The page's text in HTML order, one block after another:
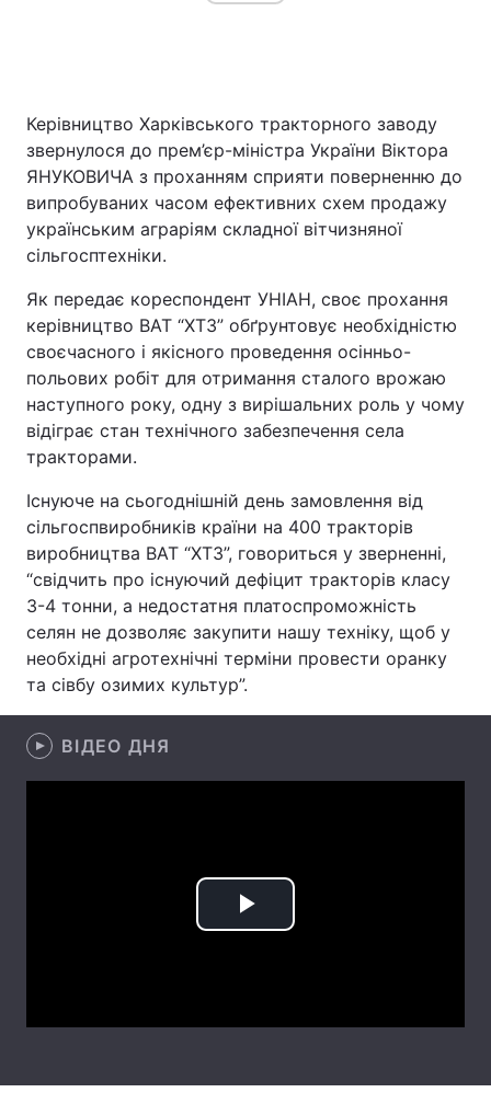
Головна Війна
Україна
Економіка Світ
Спорт Наука
Техно і зв'язок Лайт
Зброя Інциденти
Здоров'я
Цікавинки
Керівництво Харківського тракторного заводу
звернулося до прем’єр-міністра України Віктора
ЯНУКОВИЧА з проханням сприяти поверненню до
випробуваних часом ефективних схем продажу
українським аграріям складної вітчизняної
сільгосптехніки.
Як передає кореспондент УНІАН, своє прохання
керівництво ВАТ “ХТЗ” обґрунтовує необхідністю
своєчасного і якісного проведення осінньо-
польових робіт для отримання сталого врожаю
наступного року, одну з вирішальних роль у чому
відіграє стан технічного забезпечення села
тракторами.
Існуюче на сьогоднішній день замовлення від
сільгоспвиробників країни на 400 тракторів
виробництва ВАТ “ХТЗ”, говориться у зверненні,
“свідчить про існуючий дефіцит тракторів класу
3-4 тонни, а недостатня платоспроможність
селян не дозволяє закупити нашу техніку, щоб у
необхідні агротехнічні терміни провести оранку
та сівбу озимих культур”.
ВІДЕО ДНЯ
Play